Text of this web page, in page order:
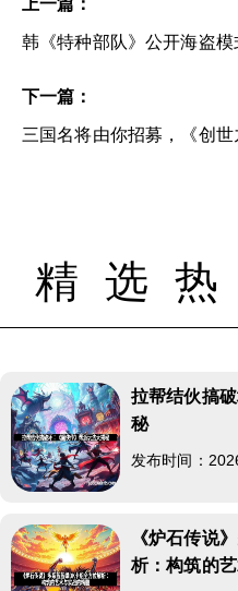
上一篇：
韩《特种部队》公开海盗
下一篇：
三国名将由你招募，《创
精选
拉帮结伙搞
秘
发布时间：
《炉石传说
析：构筑的